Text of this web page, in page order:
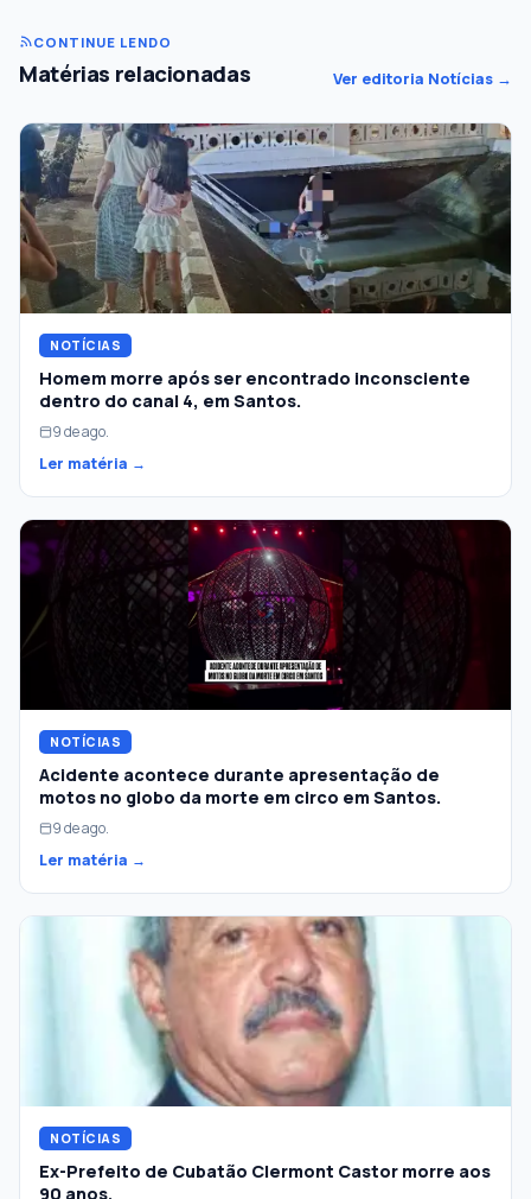
CONTINUE LENDO
Matérias relacionadas Ver editoria Notícias →
NOTÍCIAS
Homem morre após ser encontrado inconsciente
dentro do canal 4, em Santos.
9 de ago.
Ler matéria →
NOTÍCIAS
Acidente acontece durante apresentação de
motos no globo da morte em circo em Santos.
9 de ago.
Ler matéria →
NOTÍCIAS
Ex-Prefeito de Cubatão Clermont Castor morre aos
90 anos.